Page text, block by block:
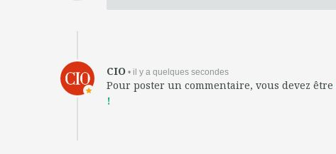
CIO • il y a quelques secondes
Pour poster un commentaire, vous devez être
!